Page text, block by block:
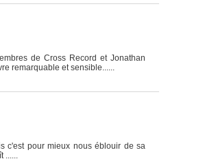
de Cross Record et Jonathan
remarquable et sensible......
c'est pour mieux nous éblouir de sa
......